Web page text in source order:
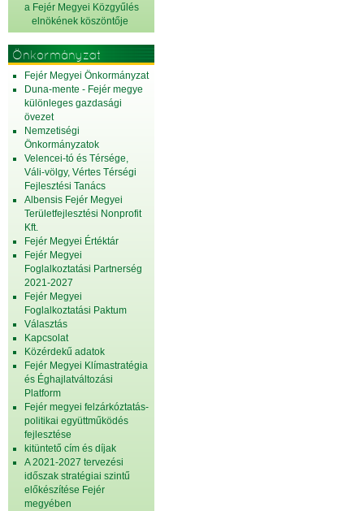
a Fejér Megyei Közgyűlés
elnökének köszöntője
Önkormányzat
Fejér Megyei Önkormányzat
Duna-mente - Fejér megye
különleges gazdasági
övezet
Nemzetiségi
Önkormányzatok
Velencei-tó és Térsége,
Váli-völgy, Vértes Térségi
Fejlesztési Tanács
Albensis Fejér Megyei
Területfejlesztési Nonprofit
Kft.
Fejér Megyei Értéktár
Fejér Megyei
Foglalkoztatási Partnerség
2021-2027
Fejér Megyei
Foglalkoztatási Paktum
Választás
Kapcsolat
Közérdekű adatok
Fejér Megyei Klímastratégia
és Éghajlatváltozási
Platform
Fejér megyei felzárkóztatás-
politikai együttműködés
fejlesztése
kitüntető cím és díjak
A 2021-2027 tervezési
időszak stratégiai szintű
előkészítése Fejér
megyében